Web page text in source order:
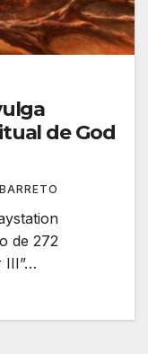
de God
de 272
III”…